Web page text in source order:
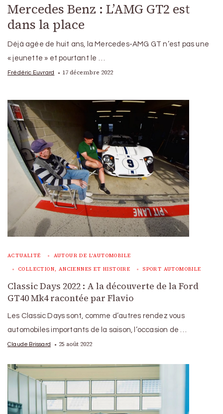
Mercedes Benz : L’AMG GT2 est
dans la place
Déjà agée de huit ans, la Mercedes-AMG GT n’est pas une
« jeunette » et pourtant le …
Frédéric Euvrard 17 décembre 2022
ACTUALITÉ AUTOUR DE L'AUTOMOBILE
COLLECTION, ANCIENNES ET HISTOIRE SPORT AUTOMOBILE
Classic Days 2022 : A la découverte de la Ford
GT40 Mk4 racontée par Flavio
Les Classic Days sont, comme d’autres rendez vous
automobiles importants de la saison, l’occasion de …
Claude Brissard 25 août 2022